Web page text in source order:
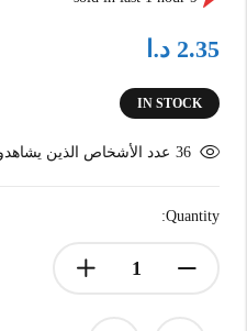
2.35 د.ا
IN STOCK
36 عدد الأشخاص الذين
Quantity: